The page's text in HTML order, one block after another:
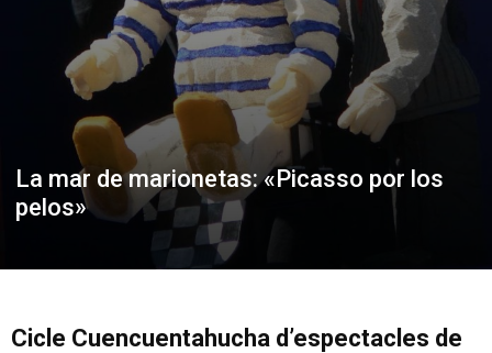
La mar de marionetas: «Picasso por los
pelos»
Cicle Cuencuentahucha d’espectacles de